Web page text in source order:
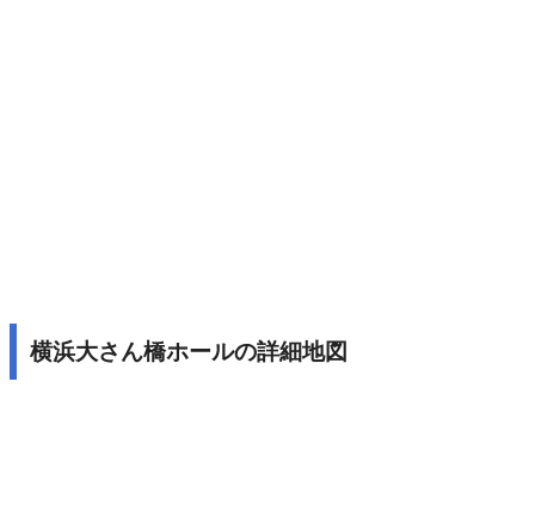
横浜大さん橋ホールの詳細地図